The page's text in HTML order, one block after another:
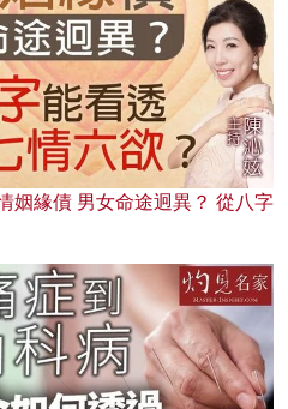
姻緣債 男女命途迥異？ 從八字